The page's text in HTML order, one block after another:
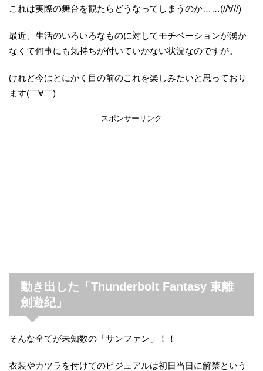
これは実際の舞台を観たらどうなってしまうのか……(//∀//)
最近、生活のいろいろなものに対してモチベーションが湧か
なくて何事にも気持ちが付いていかない状況なのですが。
けれど今はとにかく目の前のこれを楽しみたいと思っており
ます(￣∀￣)
スポンサーリンク
動き出した「Thunderbolt Fantasy 東離
劍遊紀」
そんな全てが未知数の「サンファン」！！
衣装やカツラを付けてのビジュアルは初日当日に解禁という